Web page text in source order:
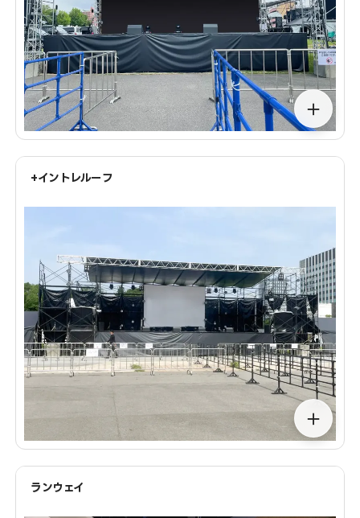
＋
+イントレルーフ
＋
ランウェイ